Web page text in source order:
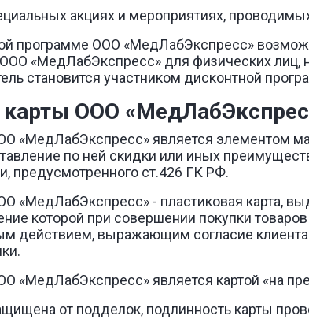
акциях и мероприятиях,
программе ООО «МедЛабЭкспресс»
«МедЛабЭкспресс» для физических лиц,
становится участником дисконтной
ООО
«МедЛабЭкспресс» является элементом
по ней скидки или иных
предусмотренного ст.426 ГК РФ.
«МедЛабЭкспресс» - пластиковая карта,
которой при совершении покупки
действием, выражающим согласие
«МедЛабЭкспресс» является картой «на
от подделок, подлинность карты